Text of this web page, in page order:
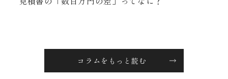
コラムをもっと読む